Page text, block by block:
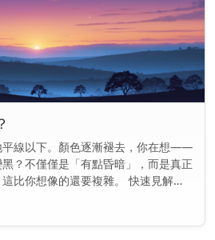
平線以下。顏色逐漸褪去，你在想——
？不僅僅是「有點昏暗」，而是真正
比你想像的還要複雜。 快速見解：
內會完全變黑，這取決於你的地點和